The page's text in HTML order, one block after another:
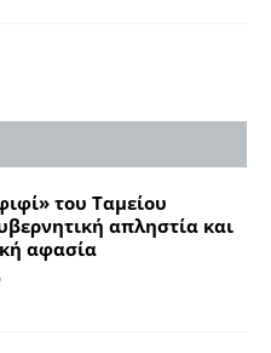
του Ταμείου
απληστία και
αφασία